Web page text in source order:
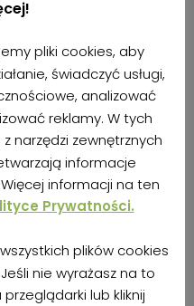
mąki, cukru i
pliki cookies, aby
świadczyć usługi,
analizować
reklamy. W tych
narzędzi zewnętrznych
informacje
informacji na ten
Prywatności.
plików cookies
nie wyrażasz na to
lub kliknij